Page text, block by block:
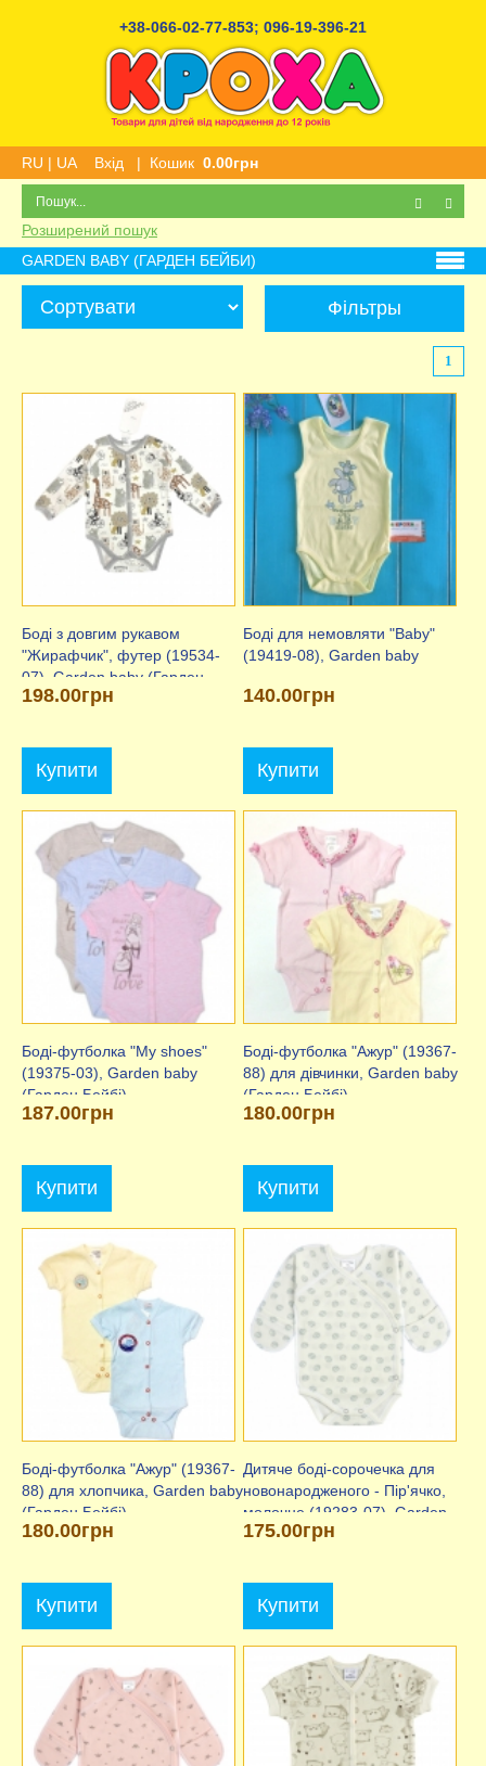
+38-066-02-77-853; 096-19-396-21
RU | UA Вхід | Кошик 0.00грн
Розширений пошук
GARDEN BABY (ГАРДЕН БЕЙБИ)
Фільтры
1
Боді з довгим рукавом
"Жирафчик", футер (19534-
07), Garden baby (Гарден
Бебі)
198.00грн
Купити
Боді для немовляти "Baby"
(19419-08), Garden baby
140.00грн
Купити
Боді-футболка "My shoes"
(19375-03), Garden baby
(Гарден Бейбі)
187.00грн
Купити
Боді-футболка "Ажур" (19367-
88) для дівчинки, Garden baby
(Гарден Бейбі)
180.00грн
Купити
Боді-футболка "Ажур" (19367-
88) для хлопчика, Garden baby
(Гарден Бейбі)
180.00грн
Купити
Дитяче боді-сорочечка для
новонародженого - Пір'ячко,
молочне (19283-07), Garden
Baby
175.00грн
Купити